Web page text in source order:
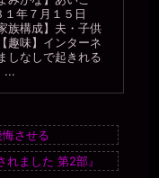
１年７月１５日
族構成】夫・子供
趣味】インターネ
しなしで起きれる
...
させる
れました 第2部』